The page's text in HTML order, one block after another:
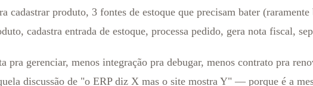
cadastrar produto, 3 fontes de estoque que precisam bater
cadastra entrada de estoque, processa pedido, gera nota fiscal,
pra gerenciar, menos integração pra debugar, menos contrato pra
discussão de "o ERP diz X mas o site mostra Y" — porque é a